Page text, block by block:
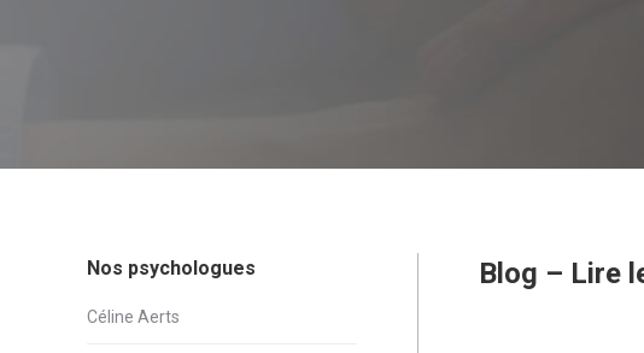
Blog – Lire
Nos psychologues
Céline Aerts